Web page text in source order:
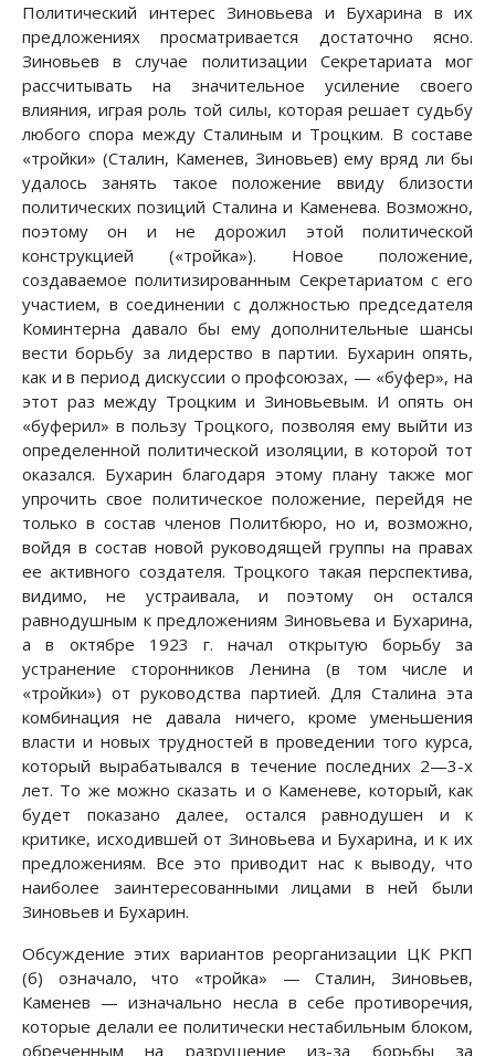
Политический интерес Зиновьева и Бухарина в их
предложениях просматривается достаточно ясно.
Зиновьев в случае политизации Секретариата мог
рассчитывать на значительное усиление своего
влияния, играя роль той силы, которая решает судьбу
любого спора между Сталиным и Троцким. В составе
«тройки» (Сталин, Каменев, Зиновьев) ему вряд ли бы
удалось занять такое положение ввиду близости
политических позиций Сталина и Каменева. Возможно,
поэтому он и не дорожил этой политической
конструкцией («тройка»). Новое положение,
создаваемое политизированным Секретариатом с его
участием, в соединении с должностью председателя
Коминтерна давало бы ему дополнительные шансы
вести борьбу за лидерство в партии. Бухарин опять,
как и в период дискуссии о профсоюзах, — «буфер», на
этот раз между Троцким и Зиновьевым. И опять он
«буферил» в пользу Троцкого, позволяя ему выйти из
определенной политической изоляции, в которой тот
оказался. Бухарин благодаря этому плану также мог
упрочить свое политическое положение, перейдя не
только в состав членов Политбюро, но и, возможно,
войдя в состав новой руководящей группы на правах
ее активного создателя. Троцкого такая перспектива,
видимо, не устраивала, и поэтому он остался
равнодушным к предложениям Зиновьева и Бухарина,
а в октябре 1923 г. начал открытую борьбу за
устранение сторонников Ленина (в том числе и
«тройки») от руководства партией. Для Сталина эта
комбинация не давала ничего, кроме уменьшения
власти и новых трудностей в проведении того курса,
который вырабатывался в течение последних 2—3-х
лет. То же можно сказать и о Каменеве, который, как
будет показано далее, остался равнодушен и к
критике, исходившей от Зиновьева и Бухарина, и к их
предложениям. Все это приводит нас к выводу, что
наиболее заинтересованными лицами в ней были
Зиновьев и Бухарин.
Обсуждение этих вариантов реорганизации ЦК РКП
(б) означало, что «тройка» — Сталин, Зиновьев,
Каменев — изначально несла в себе противоречия,
которые делали ее политически нестабильным блоком,
обреченным на разрушение из-за борьбы за